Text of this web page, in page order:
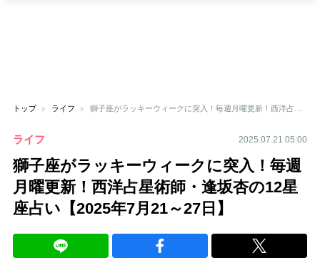
トップ ライフ
ライフ 2025.07.21 05:00
獅子座がラッキーウィークに突入！毎週
月曜更新！西洋占星術師・逢坂杏の12星
座占い【2025年7月21～27日】